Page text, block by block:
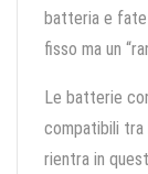
batteria e
fisso ma un
Le batterie
compatibili tra
rientra in